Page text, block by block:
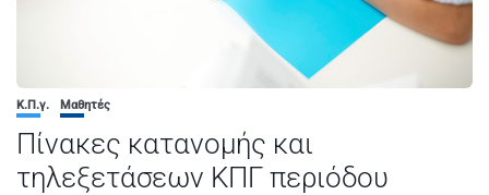
Κ.Π.γ. Μαθητές
Πίνακες κατανομής και
τηλεξετάσεων ΚΠΓ περιόδου